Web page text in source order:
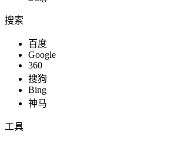
搜索
百度
Google
360
搜狗
Bing
神马
工具